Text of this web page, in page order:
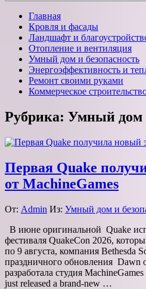
Главная
Кровля и фасады
Ландшафт и
Отопление и вентиляция
Умный дом и безопасность
Энергоэффективность и
Ремонт своими руками
Коммерческое
Рубрика: Умный дом
Первая Quake
от MachineGames
От: Admin Из: Умный дом и
В июне оригинальной Quake
фестиваля QuakeCon 2026,
по 9 августа, компания Bethesda
праздничного обновления Dawn
разработала студия
just released a brand-new …